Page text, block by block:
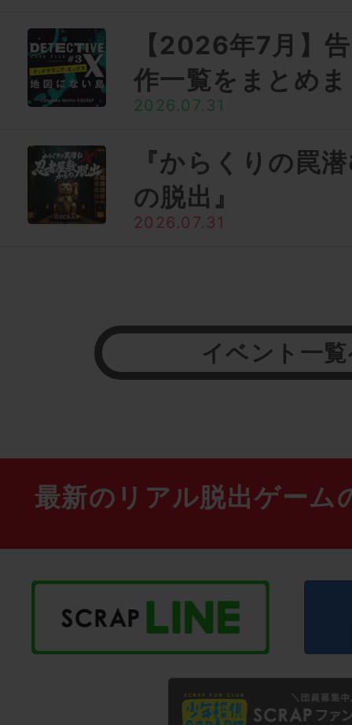
【2026年7月】
作一覧をまとめ
2026.07.31
『からくりの罠
の脱出』
2026.07.31
イベント一
最新のリアル脱出ゲーム